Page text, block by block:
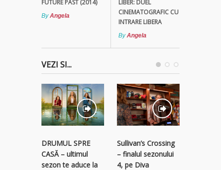
FUTURE PAST (2014)
ByAngela
LIBER: DUEL
CINEMATOGRAFIC CU
INTRARE LIBERA
ByAngela
VEZI SI...
DRUMUL SPRE
CASĂ – ultimul
sezon te aduce la
Sullivan’s Crossing
– finalul sezonului
4, pe Diva